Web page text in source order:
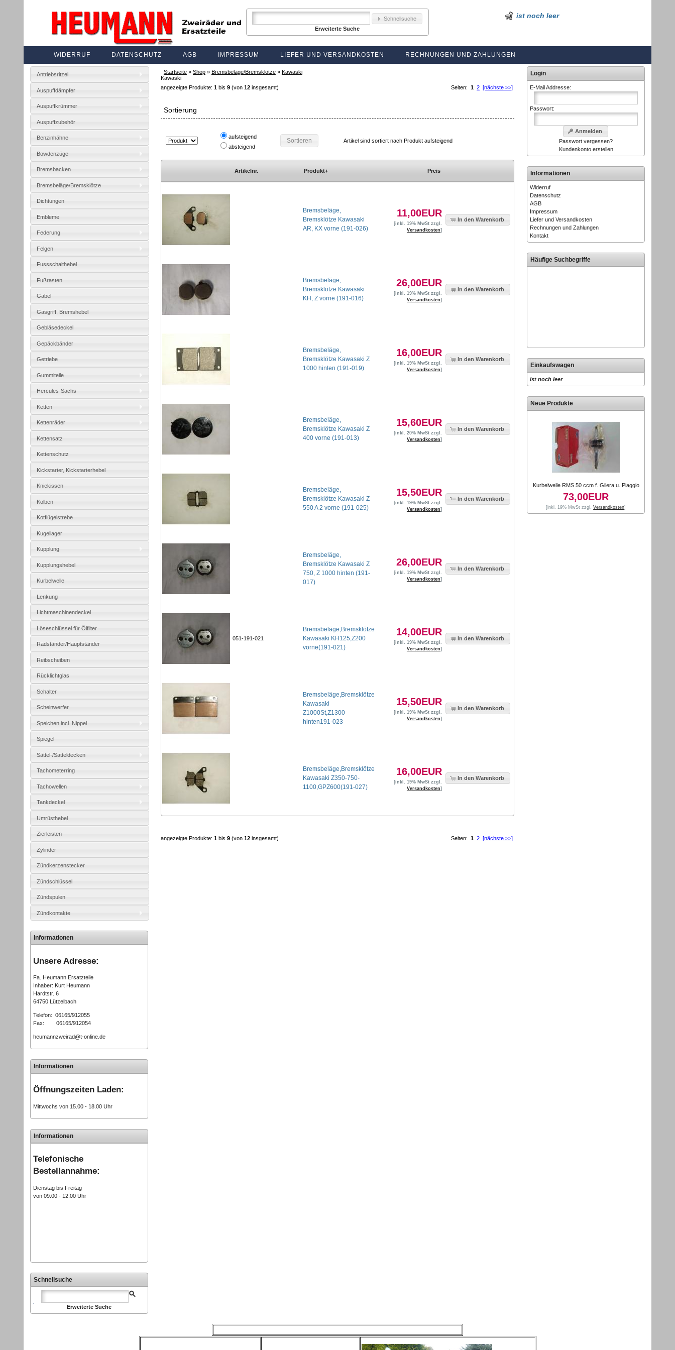
Schnellsuche
Erweiterte Suche
ist noch leer
WIDERRUF DATENSCHUTZ AGB IMPRESSUM LIEFER UND VERSANDKOSTEN RECHNUNGEN UND ZAHLUNGEN
Startseite» Shop» Bremsbeläge/Bremsklötze» Kawaski
Kawaski
Seiten:1 2 [nächste >>]
angezeigte Produkte: 1bis 9(von 12insgesamt)
Sortierung
aufsteigend
absteigend
Sortieren Artikel sind sortiert nach Produkt aufsteigend
Artikelnr. Produkt+ Preis
Bremsbeläge,
Bremsklötze Kawasaki
AR, KX vorne (191-026)
11,00EUR
[inkl. 19% MwSt zzgl.
Versandkosten]
In den Warenkorb
Bremsbeläge,
Bremsklötze Kawasaki
KH, Z vorne (191-016)
26,00EUR
[inkl. 19% MwSt zzgl.
Versandkosten]
In den Warenkorb
Bremsbeläge,
Bremsklötze Kawasaki Z
1000 hinten (191-019)
16,00EUR
[inkl. 19% MwSt zzgl.
Versandkosten]
In den Warenkorb
Bremsbeläge,
Bremsklötze Kawasaki Z
400 vorne (191-013)
15,60EUR
[inkl. 20% MwSt zzgl.
Versandkosten]
In den Warenkorb
Bremsbeläge,
Bremsklötze Kawasaki Z
550 A 2 vorne (191-025)
15,50EUR
[inkl. 19% MwSt zzgl.
Versandkosten]
In den Warenkorb
Bremsbeläge,
Bremsklötze Kawasaki Z
750, Z 1000 hinten (191-
017)
26,00EUR
[inkl. 19% MwSt zzgl.
Versandkosten]
In den Warenkorb
051-191-021
Bremsbeläge,Bremsklötze
Kawasaki KH125,Z200
vorne(191-021)
14,00EUR
[inkl. 19% MwSt zzgl.
Versandkosten]
In den Warenkorb
Bremsbeläge,Bremsklötze
Kawasaki
Z1000St,Z1300
hinten191-023
15,50EUR
[inkl. 19% MwSt zzgl.
Versandkosten]
In den Warenkorb
Bremsbeläge,Bremsklötze
Kawasaki Z350-750-
1100,GPZ600(191-027)
16,00EUR
[inkl. 19% MwSt zzgl.
Versandkosten]
In den Warenkorb
Seiten:1 2 [nächste >>]
angezeigte Produkte: 1bis 9(von 12insgesamt)
Antriebsritzel
Auspuffdämpfer
Auspuffkrümmer
Auspuffzubehör
Benzinhähne
Bowdenzüge
Bremsbacken
Bremsbeläge/Bremsklötze
Dichtungen
Embleme
Federung
Felgen
Fussschalthebel
Fußrasten
Gabel
Gasgriff, Bremshebel
Gebläsedeckel
Gepäckbänder
Getriebe
Gummiteile
Hercules-Sachs
Ketten
Kettenräder
Kettensatz
Kettenschutz
Kickstarter, Kickstarterhebel
Kniekissen
Kolben
Kotflügelstrebe
Kugellager
Kupplung
Kupplungshebel
Kurbelwelle
Lenkung
Lichtmaschinendeckel
Löseschlüssel für Ölfilter
Radständer/Hauptständer
Reibscheiben
Rücklichtglas
Schalter
Scheinwerfer
Speichen incl. Nippel
Spiegel
Sättel-/Satteldecken
Tachometerring
Tachowellen
Tankdeckel
Umrüsthebel
Zierleisten
Zylinder
Zündkerzenstecker
Zündschlüssel
Zündspulen
Zündkontakte
Informationen
Unsere Adresse:
Fa. Heumann Ersatzteile
Inhaber: Kurt Heumann
Hardtstr. 6
64750 Lützelbach
Telefon: 06165/912055
Fax: 06165/912054
heumannzweirad@t-online.de
Informationen
Öffnungszeiten Laden:
Mittwochs von 15.00 - 18.00 Uhr
Informationen
Telefonische
Bestellannahme:
Dienstag bis Freitag
von 09.00 - 12.00 Uhr
Schnellsuche
Erweiterte Suche
Login
E-Mail Addresse:
Passwort:
Anmelden
Passwort vergessen?
Kundenkonto erstellen
Informationen
Widerruf
Datenschutz
AGB
Impressum
Liefer und Versandkosten
Rechnungen und Zahlungen
Kontakt
Häufige Suchbegriffe
Einkaufswagen
ist noch leer
Neue Produkte
Kurbelwelle RMS 50 ccm f. Gilera u. Piaggio
73,00EUR
[inkl. 19% MwSt zzgl.Versandkosten]